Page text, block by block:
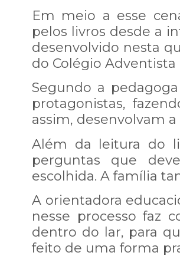
Em meio a esse
pelos livros desde a
desenvolvido nesta
do Colégio Adventista
Segundo a
protagonistas,
assim, desenvolvam
Além da leitura do
perguntas que
escolhida. A família
A orientadora
nesse processo faz
dentro do lar, para
feito de uma forma
passando por uma
a sua mensagem
pedimos sua